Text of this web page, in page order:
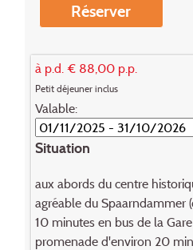
Réserver
à p.d. € 88,00 p.p.
Petit déjeuner inclus
Valable:
Situation
aux abords du centre
agréable du Spaarndammer
10 minutes en bus de la
promenade d'environ 20